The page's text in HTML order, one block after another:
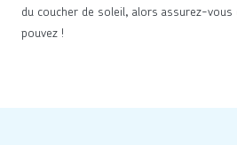
du coucher de soleil, alors assurez-
pouvez !